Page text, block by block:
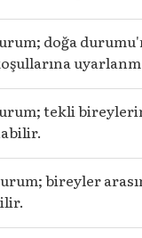
doğa
tekli
bireyler